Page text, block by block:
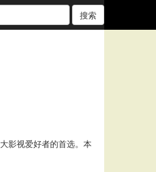
搜索
影视爱好者的首选。本